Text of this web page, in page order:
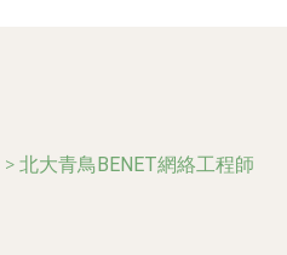
> 北大青鳥BENET網絡工程師